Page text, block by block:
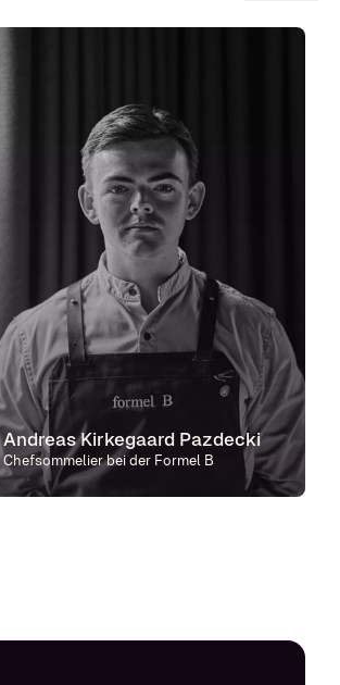
Andreas Kirkegaard Pazdecki
Chefsommelier bei der Formel B